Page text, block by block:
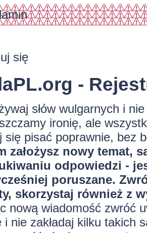
się
-
słów wulgarnych i
ironię, ale
się pisać poprawnie, bez
założysz nowy temat,
odpowiedzi -
poruszane.
skorzystaj również z
nową wiadomość zwróć
i nie zakładaj kilku takich